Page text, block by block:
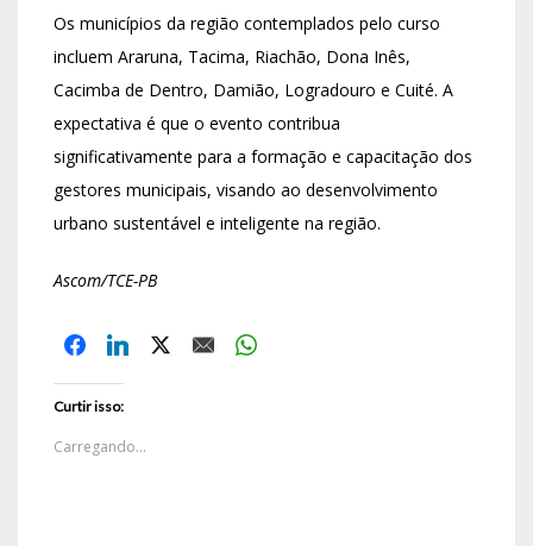
Os municípios da região contemplados pelo curso
incluem Araruna, Tacima, Riachão, Dona Inês,
Cacimba de Dentro, Damião, Logradouro e Cuité. A
expectativa é que o evento contribua
significativamente para a formação e capacitação dos
gestores municipais, visando ao desenvolvimento
urbano sustentável e inteligente na região.
Ascom/TCE-PB
Curtir isso:
Carregando...